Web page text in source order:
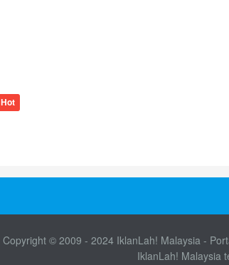
Hot
Copyright © 2009 - 2024 IklanLah! Malaysia -
IklanLah! Malaysia